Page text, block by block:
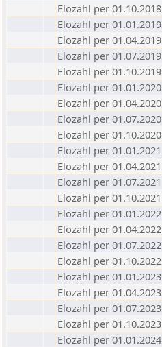
Elozahl per 01.10.2018
Elozahl per 01.01.2019
Elozahl per 01.04.2019
Elozahl per 01.07.2019
Elozahl per 01.10.2019
Elozahl per 01.01.2020
Elozahl per 01.04.2020
Elozahl per 01.07.2020
Elozahl per 01.10.2020
Elozahl per 01.01.2021
Elozahl per 01.04.2021
Elozahl per 01.07.2021
Elozahl per 01.10.2021
Elozahl per 01.01.2022
Elozahl per 01.04.2022
Elozahl per 01.07.2022
Elozahl per 01.10.2022
Elozahl per 01.01.2023
Elozahl per 01.04.2023
Elozahl per 01.07.2023
Elozahl per 01.10.2023
Elozahl per 01.01.2024